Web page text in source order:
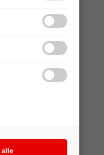
sikker bruk.
m/fl.
alle